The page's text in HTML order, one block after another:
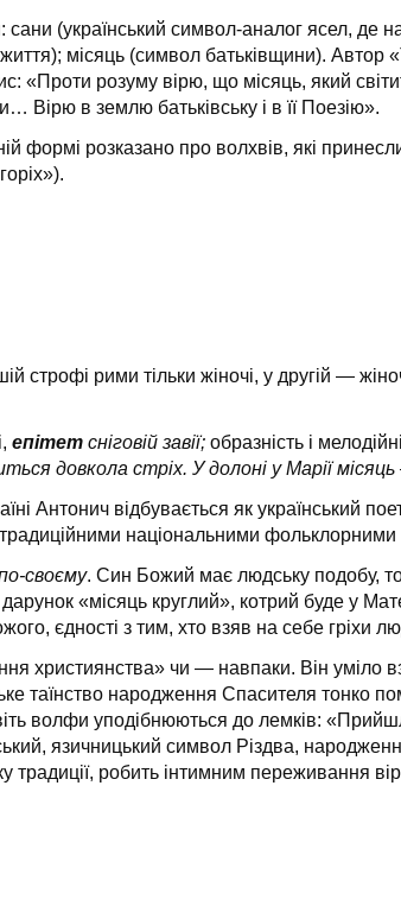
сани (український символ-аналог ясел, де
місяць (символ батьківщини). Автор
«Проти розуму вірю, що місяць, який
Вірю в землю батьківську і в її Поезію».
формі розказано про волхвів, які
строфі рими тільки жіночі, у другій —
епітет сніговій завії; образність і
довкола стріх. У долоні у Марії
Антонич відбувається як український
традиційними національними
своєму. Син Божий має людську подобу,
«місяць круглий», котрий буде у
єдності з тим, хто взяв на себе гріхи
християнства» чи — навпаки. Він уміло
таїнство народження Спасителя
волфи уподібнюються до лемків:
язичницький символ Різдва,
традиції, робить інтимним переживання